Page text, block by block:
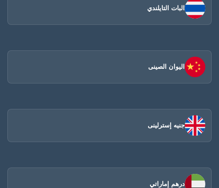
البات التايلندي
اليوان الصينى​
جنيه إسترلينى
درهم إماراتي